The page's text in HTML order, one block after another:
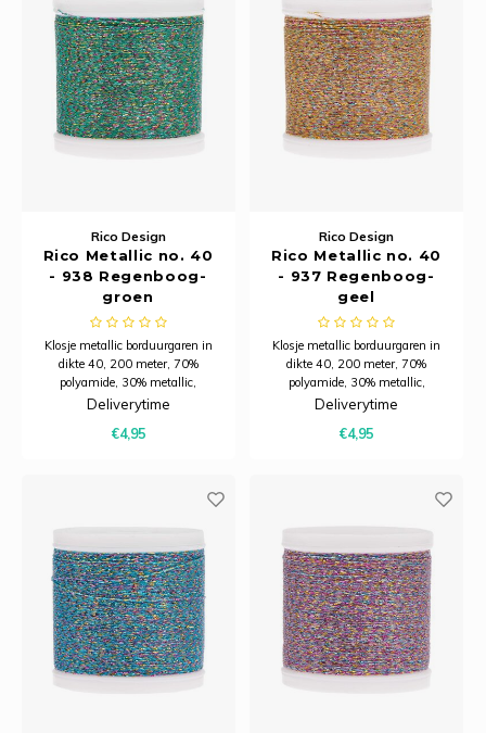
Rico Design
Rico Metallic no. 40
- 938 Regenboog-
groen
Klosje metallic borduurgaren in
dikte 40, 200 meter, 70%
polyamide, 30% metallic,
wasbaar op 60 graden. Niet
Deliverytime
€4,95
Rico Design
Rico Metallic no. 40
- 937 Regenboog-
geel
Klosje metallic borduurgaren in
dikte 40, 200 meter, 70%
polyamide, 30% metallic,
wasbaar op 60 graden. Niet
Deliverytime
€4,95